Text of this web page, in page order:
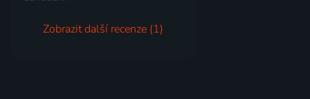
Zobrazit další recenze (1)